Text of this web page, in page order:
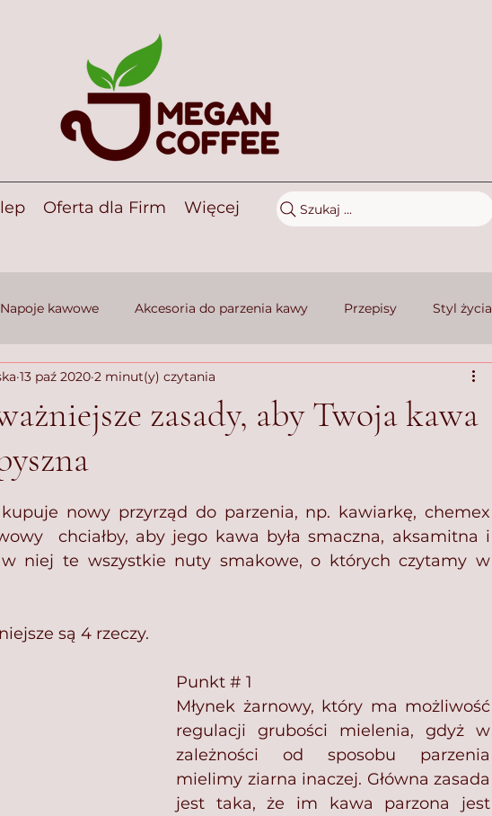
Szukaj ...
Oferta dla Firm Więcej
Napoje kawowe Akcesoria do parzenia kawy Przepisy Styl życia
Porady
zasady, aby Twoja kawa
13 paź 2020 2 minut(y) czytania
nowy przyrząd do parzenia, np. kawiarkę, chemex
chciałby, aby jego kawa była smaczna, aksamitna i
w niej te wszystkie nuty smakowe, o których czytamy w
są 4 rzeczy.⁣
Punkt # 1
Młynek żarnowy, który ma możliwość
regulacji grubości mielenia, gdyż w
zależności od sposobu parzenia
mielimy ziarna inaczej. Główna zasada
jest taka, że im kawa parzona jest